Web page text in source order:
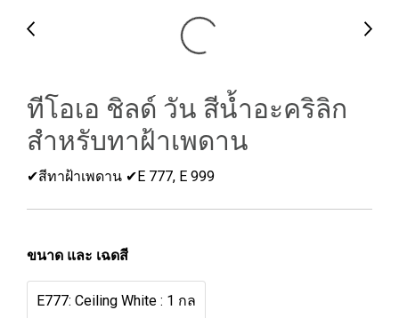
ทีโอเอ ชิลด์ วัน สีน้ำอะคริลิก
สำหรับทาฝ้าเพดาน
✔สีทาฝ้าเพดาน ✔E 777, E 999
ขนาด และ เฉดสี
E777: Ceiling White : 1 กล